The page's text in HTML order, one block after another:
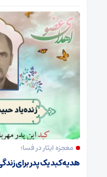
معجزه ایثار در فسا؛
هدیه کبد یک پدر برای